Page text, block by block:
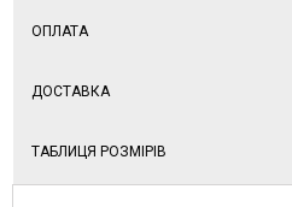
ОПЛАТА
ДОСТАВКА
ТАБЛИЦЯ РОЗМІРІВ